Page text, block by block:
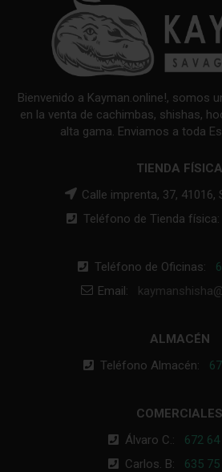
Bienvenido a Kayman.online!, somos
en la venta de cachimbas, shishas,
alta gama. Enviamos a toda
TIENDA FÍSICA
Calle imprenta, 37, 41016,
Teléfono de Tienda física:
Teléfono de Oficinas:
Email:
ALMACÉN
Teléfono Almacén:
COMERCIALES
Álvaro C.: 672
Carlos. B: 635 75